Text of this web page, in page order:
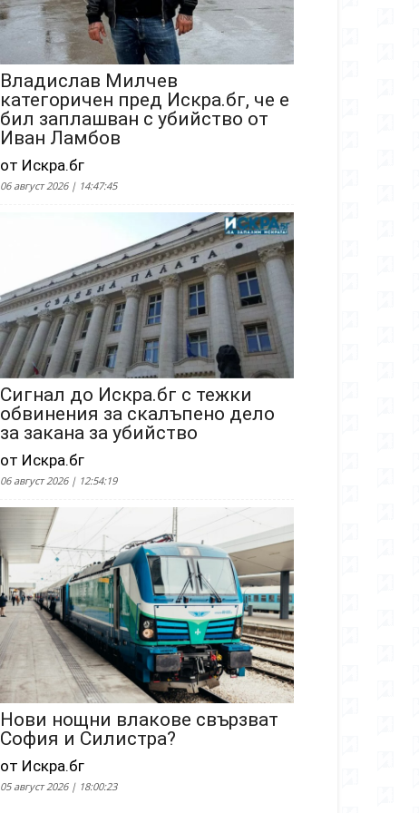
Владислав Милчев
категоричен пред Искра.бг, че е
бил заплашван с убийство от
Иван Ламбов
от Искра.бг
06 август 2026 | 14:47:45
Сигнал до Искра.бг с тежки
обвинения за скалъпено дело
за закана за убийство
от Искра.бг
06 август 2026 | 12:54:19
Нови нощни влакове свързват
София и Силистра?
от Искра.бг
05 август 2026 | 18:00:23